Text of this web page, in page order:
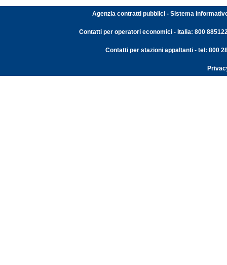
Agenzia contratti pubblici - Sistema
Contatti per operatori economici - Italia: 800
Contatti per stazioni appaltanti - tel: 800